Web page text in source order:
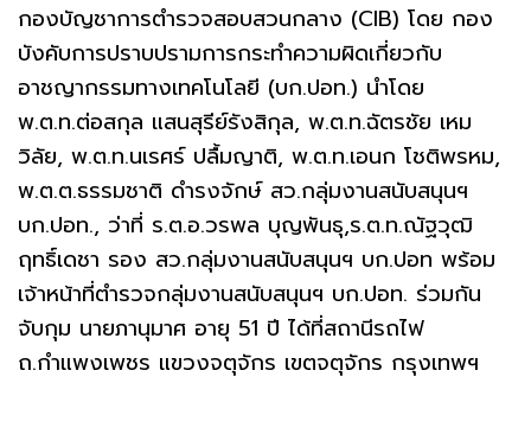
กองบัญชาการตำรวจสอบสวนกลาง (CIB) โดย กอง
บังคับการปราบปรามการกระทำความผิดเกี่ยวกับ
อาชญากรรมทางเทคโนโลยี (บก.ปอท.) นำโดย
พ.ต.ท.ต่อสกุล แสนสุรีย์รังสิกุล, พ.ต.ท.ฉัตรชัย เหม
วิลัย, พ.ต.ท.นเรศร์ ปลื้มญาติ, พ.ต.ท.เอนก โชติพรหม,
พ.ต.ต.ธรรมชาติ ดำรงจักษ์ สว.กลุ่มงานสนับสนุนฯ
บก.ปอท., ว่าที่ ร.ต.อ.วรพล บุญพันธุ,ร.ต.ท.ณัฐวุฒิ
ฤทธิ์เดชา รอง สว.กลุ่มงานสนับสนุนฯ บก.ปอท พร้อม
เจ้าหน้าที่ตำรวจกลุ่มงานสนับสนุนฯ บก.ปอท. ร่วมกัน
จับกุม นายภานุมาศ อายุ 51 ปี ได้ที่สถานีรถไฟ
ถ.กำแพงเพชร แขวงจตุจักร เขตจตุจักร กรุงเทพฯ